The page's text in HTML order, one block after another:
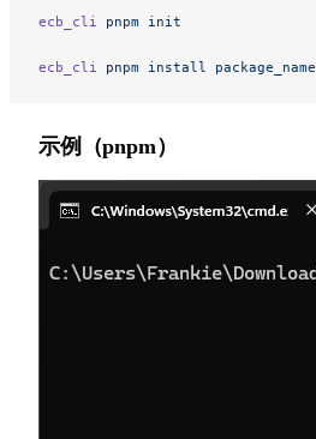
ecb_cli pnpm init
ecb_cli pnpm install package_name
示例（pnpm）